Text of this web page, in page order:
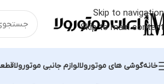
Skip to navigation
Skip to main content
خانهگوشی های موتورولالوازم جانبی موتورولا